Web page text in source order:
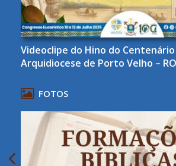
Videoclipe do Hino do Centenário
Arquidiocese de Porto Velho – RO
FOTOS